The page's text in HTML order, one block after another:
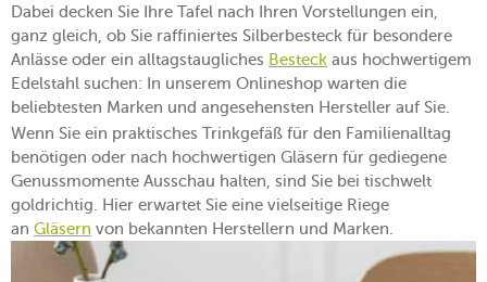
Dabei decken Sie Ihre Tafel nach Ihren Vorstellungen ein,
ganz gleich, ob Sie raffiniertes Silberbesteck für besondere
Anlässe oder ein alltagstaugliches Besteck aus hochwertigem
Edelstahl suchen: In unserem Onlineshop warten die
beliebtesten Marken und angesehensten Hersteller auf Sie.
Wenn Sie ein praktisches Trinkgefäß für den Familienalltag
benötigen oder nach hochwertigen Gläsern für gediegene
Genussmomente Ausschau halten, sind Sie bei tischwelt
goldrichtig. Hier erwartet Sie eine vielseitige Riege
an Gläsern von bekannten Herstellern und Marken.